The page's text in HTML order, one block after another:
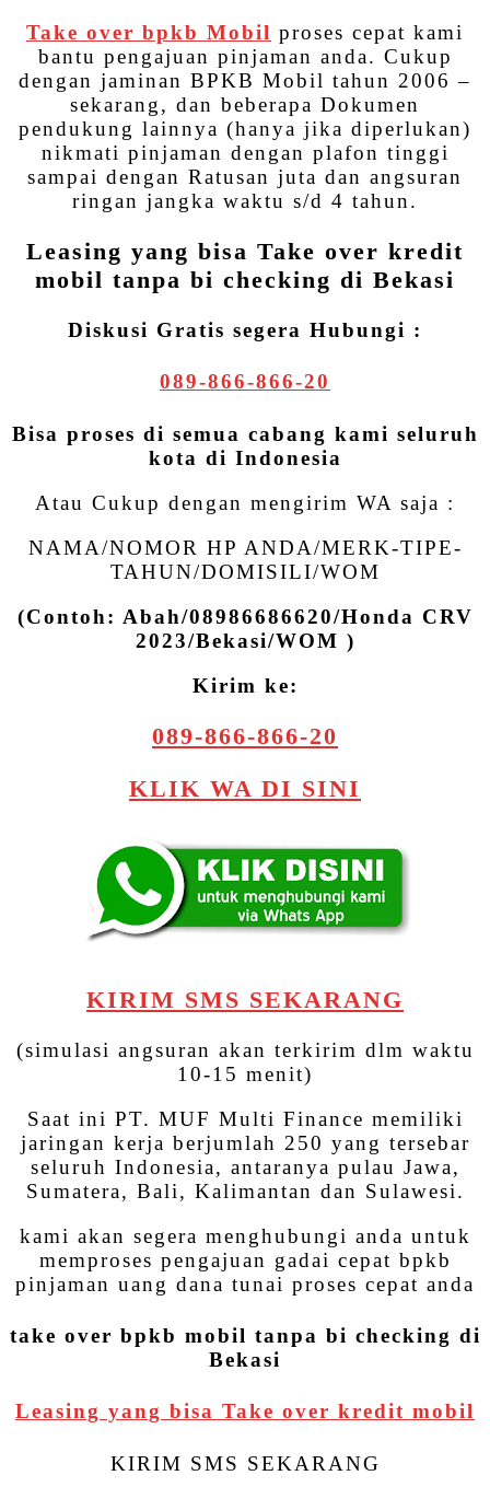
Take over bpkb Mobil proses cepat kami
bantu pengajuan pinjaman anda. Cukup
dengan jaminan BPKB Mobil tahun 2006 –
sekarang, dan beberapa Dokumen
pendukung lainnya (hanya jika diperlukan)
nikmati pinjaman dengan plafon tinggi
sampai dengan Ratusan juta dan angsuran
ringan jangka waktu s/d 4 tahun.
Leasing yang bisa Take over kredit
mobil tanpa bi checking di Bekasi
Diskusi Gratis segera Hubungi :
089-866-866-20
Bisa proses di semua cabang kami seluruh
kota di Indonesia
Atau Cukup dengan mengirim WA saja :
NAMA/NOMOR HP ANDA/MERK-TIPE-
TAHUN/DOMISILI/WOM
(Contoh: Abah/08986686620/Honda CRV
2023/Bekasi/WOM )
Kirim ke:
089-866-866-20
KLIK WA DI SINI
KIRIM SMS SEKARANG
(simulasi angsuran akan terkirim dlm waktu
10-15 menit)
Saat ini PT. MUF Multi Finance memiliki
jaringan kerja berjumlah 250 yang tersebar
seluruh Indonesia, antaranya pulau Jawa,
Sumatera, Bali, Kalimantan dan Sulawesi.
kami akan segera menghubungi anda untuk
memproses pengajuan gadai cepat bpkb
pinjaman uang dana tunai proses cepat anda
take over bpkb mobil tanpa bi checking di
Bekasi
Leasing yang bisa Take over kredit mobil
KIRIM SMS SEKARANG